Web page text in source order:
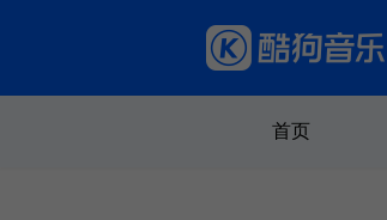
首页